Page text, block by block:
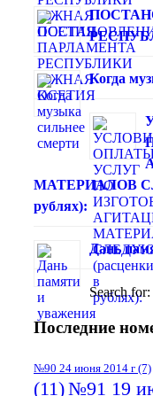
Когда
МАТЕРИАЛОВ
рублях):
Дань
Search for:
Последние
№90 24 июня 2014 г (7)
(11)№91 19